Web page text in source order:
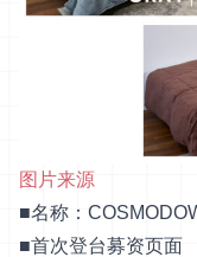
图片来源
■名称：
■首次登台募资页面